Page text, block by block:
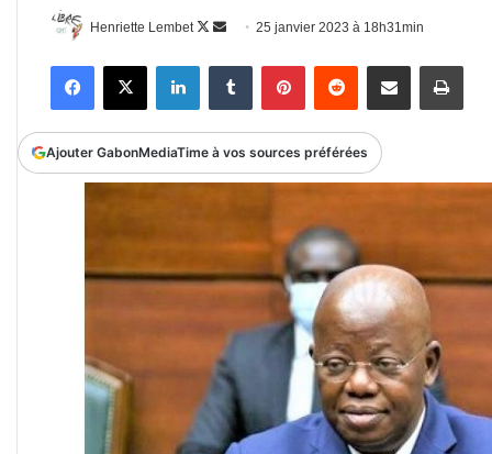
Henriette Lembet
Follow
Envoyer
courriel
25 janvier 2023 à 18h31min
FacebookX LinkedinTumblr PinterestReddit Partager par email
Ajouter GabonMediaTime à vos sources préférées